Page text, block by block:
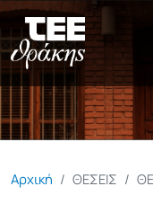
Αρχική ΘΕΣΕΙΣ